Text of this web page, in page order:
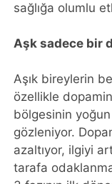
sağlığa olumlu
Aşk sadece bir
Aşık bireylerin
özellikle
bölgesinin
gözleniyor.
azaltıyor, ilgiyi
tarafa